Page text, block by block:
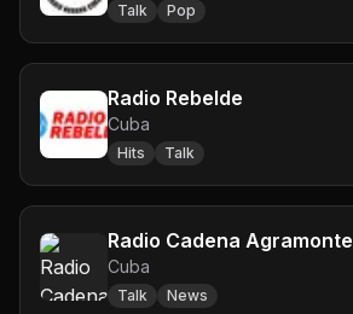
Talk Pop
Radio Rebelde
Cuba
Hits Talk
Radio Cadena Agramonte
Cuba
Talk News